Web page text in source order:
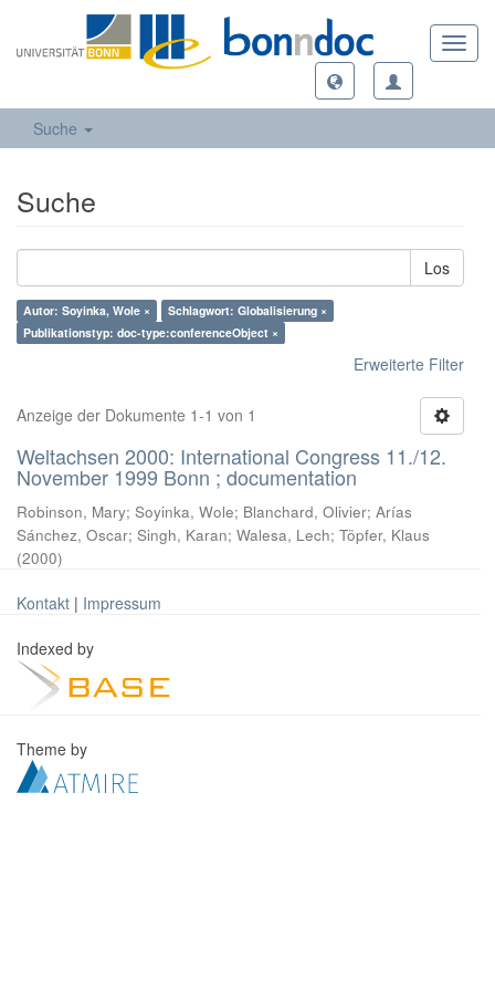
Suche
Suche
Los
Autor: Soyinka, Wole ×
Schlagwort: Globalisierung ×
Publikationstyp: doc-type:conferenceObject ×
Erweiterte Filter
Anzeige der Dokumente 1-1 von 1
Weltachsen 2000: International Congress 11./12.
November 1999 Bonn ; documentation
Robinson, Mary; Soyinka, Wole; Blanchard, Olivier; Arías
Sánchez, Oscar; Singh, Karan; Walesa, Lech; Töpfer, Klaus
(2000)
Kontakt | Impressum
Indexed by
Theme by